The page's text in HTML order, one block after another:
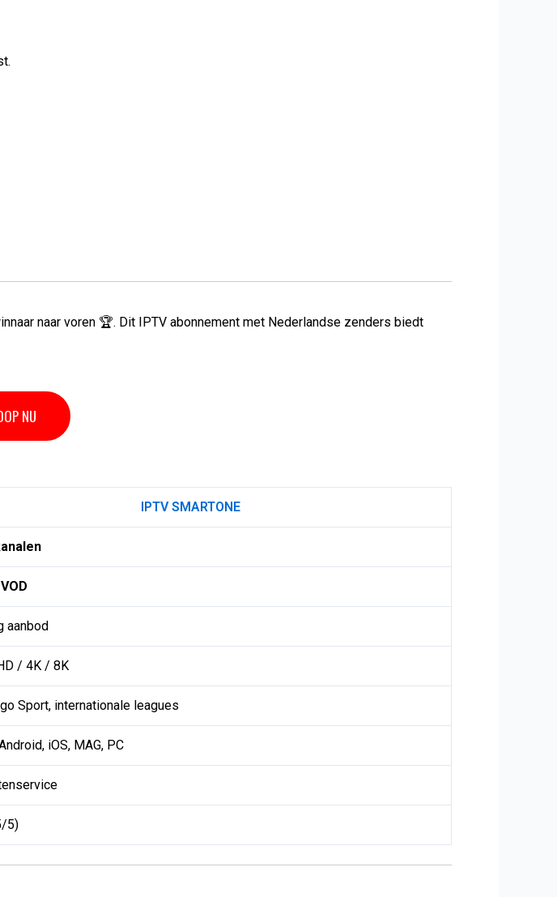
naar voren 🏆. Dit IPTV abonnement met Nederlandse zenders biedt
NU
IPTV SMARTONE
aanbod
/ 4K / 8K
Sport, internationale leagues
iOS, MAG, PC
5)